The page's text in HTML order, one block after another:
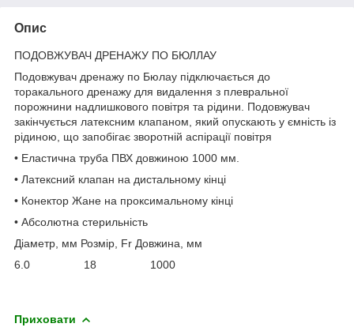
Опис
ПОДОВЖУВАЧ ДРЕНАЖУ ПО БЮЛЛАУ
Подовжувач дренажу по Бюлау підключається до
торакального дренажу для видалення з плевральної
порожнини надлишкового повітря та рідини. Подовжувач
закінчується латексним клапаном, який опускають у ємність із
рідиною, що запобігає зворотній аспірації повітря
• Еластична труба ПВХ довжиною 1000 мм.
• Латексний клапан на дистальному кінці
• Конектор Жане на проксимальному кінці
• Абсолютна стерильність
Діаметр, мм Розмір, Fr Довжина, мм
6.0 18 1000
Приховати